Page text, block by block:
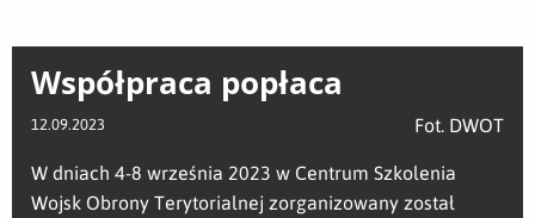
Współpraca popłaca
12.09.2023 Fot. DWOT
W dniach 4-8 września 2023 w Centrum Szkolenia
Wojsk Obrony Terytorialnej zorganizowany został